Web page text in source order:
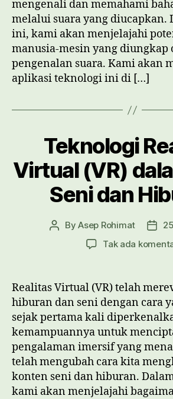
mengenali dan memahami
melalui suara yang diucapkan.
ini, kami akan menjelajahi
manusia-mesin yang diungkap
pengenalan suara. Kami akan
aplikasi teknologi ini di […]
Teknologi
Virtual (VR)
Seni dan
PostByAsep Rohimat
Post
date
Tak ada
Realitas Virtual (VR) telah
hiburan dan seni dengan cara
sejak pertama kali
kemampuannya untuk
pengalaman imersif yang
telah mengubah cara kita
konten seni dan hiburan.
kami akan menjelajahi